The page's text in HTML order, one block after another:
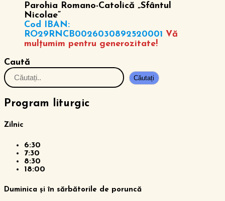
Parohia Romano-Catolică „Sfântul
Nicolae”
Cod IBAN:
RO29RNCB0026030892520001 Vă
mulțumim pentru generozitate!
Caută
Căutați
Program liturgic
Zilnic
6:30
7:30
8:30
18:00
Duminica și în sărbătorile de poruncă